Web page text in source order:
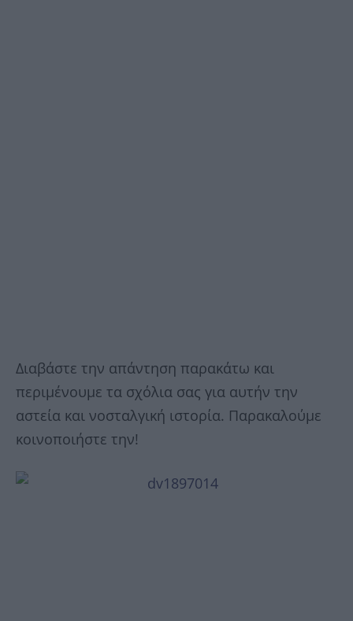
Διαβάστε την απάντηση παρακάτω και
περιμένουμε τα σχόλια σας για αυτήν την
αστεία και νοσταλγική ιστορία. Παρακαλούμε
κοινοποιήστε την!